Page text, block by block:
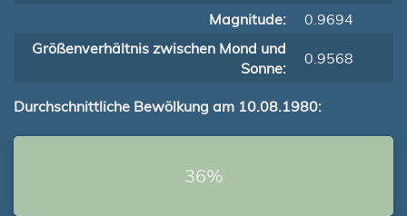
Magnitude:
0.9694
Größenverhältnis zwischen Mond und
Sonne:
0.9568
Durchschnittliche Bewölkung am 10.08.1980:
36%